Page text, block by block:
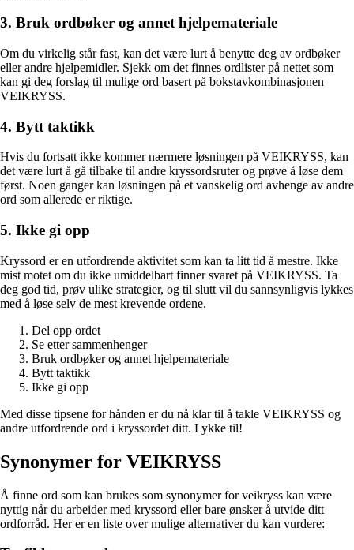
3. Bruk ordbøker og annet hjelpemateriale
Om du virkelig står fast, kan det være lurt å benytte deg av ordbøker
eller andre hjelpemidler. Sjekk om det finnes ordlister på nettet som
kan gi deg forslag til mulige ord basert på bokstavkombinasjonen
VEIKRYSS.
4. Bytt taktikk
Hvis du fortsatt ikke kommer nærmere løsningen på VEIKRYSS, kan
det være lurt å gå tilbake til andre kryssordsruter og prøve å løse dem
først. Noen ganger kan løsningen på et vanskelig ord avhenge av andre
ord som allerede er riktige.
5. Ikke gi opp
Kryssord er en utfordrende aktivitet som kan ta litt tid å mestre. Ikke
mist motet om du ikke umiddelbart finner svaret på VEIKRYSS. Ta
deg god tid, prøv ulike strategier, og til slutt vil du sannsynligvis lykkes
med å løse selv de mest krevende ordene.
Del opp ordet
Se etter sammenhenger
Bruk ordbøker og annet hjelpemateriale
Bytt taktikk
Ikke gi opp
Med disse tipsene for hånden er du nå klar til å takle VEIKRYSS og
andre utfordrende ord i kryssordet ditt. Lykke til!
Synonymer for VEIKRYSS
Å finne ord som kan brukes som synonymer for veikryss kan være
nyttig når du arbeider med kryssord eller bare ønsker å utvide ditt
ordforråd. Her er en liste over mulige alternativer du kan vurdere: